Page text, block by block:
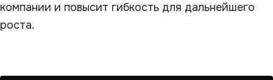
компании и повысит гибкость для дальнейшего
роста.